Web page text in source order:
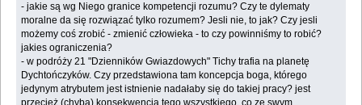
- jakie są wg Niego granice kompetencji rozumu? Czy te dylematy
moralne da się rozwiązać tylko rozumem? Jesli nie, to jak? Czy jesli
możemy coś zrobić - zmienić człowieka - to czy powinniśmy to robić?
jakies ograniczenia?
- w podróży 21 "Dzienników Gwiazdowych" Tichy trafia na planetę
Dychtończyków. Czy przedstawiona tam koncepcja boga, którego
jedynym atrybutem jest istnienie nadałaby się do takiej pracy? jest
przecież (chyba) konsekwencją tego wszystkiego, co ze swym